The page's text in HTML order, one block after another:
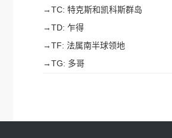
→TC: 特克斯和凯科斯群岛
→TD: 乍得
→TF: 法属南半球领地
→TG: 多哥